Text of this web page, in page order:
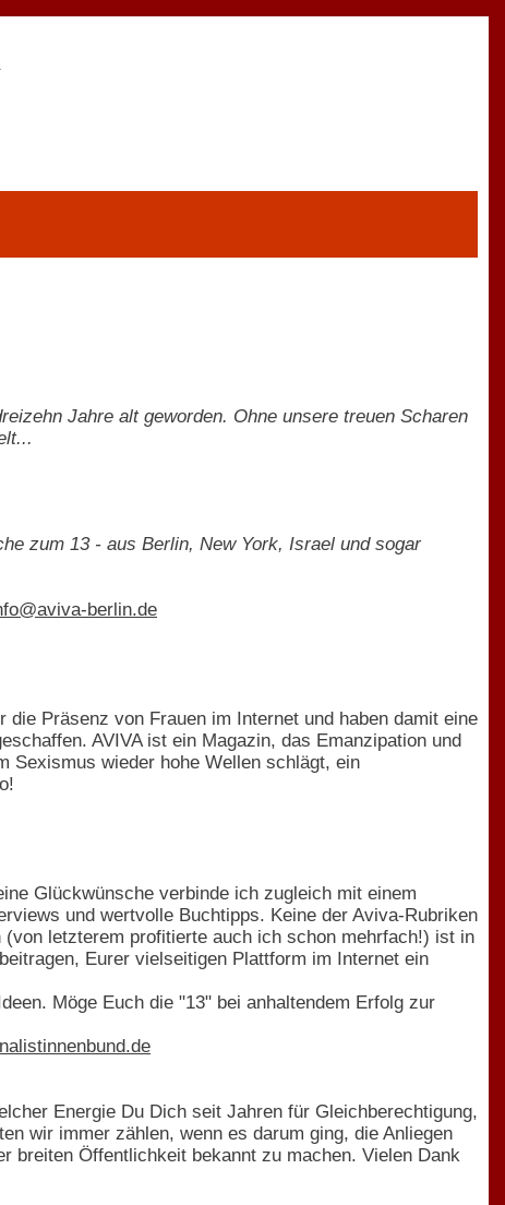
Jahre alt geworden. Ohne unsere treuen Scharen
zum 13 - aus Berlin, New York, Israel und sogar
berlin.de
Präsenz von Frauen im Internet und haben damit eine
AVIVA ist ein Magazin, das Emanzipation und
Sexismus wieder hohe Wellen schlägt, ein
Glückwünsche verbinde ich zugleich mit einem
und wertvolle Buchtipps. Keine der Aviva-Rubriken
letzterem profitierte auch ich schon mehrfach!) ist in
Eurer vielseitigen Plattform im Internet ein
Möge Euch die "13" bei anhaltendem Erfolg zur
Energie Du Dich seit Jahren für Gleichberechtigung,
wir immer zählen, wenn es darum ging, die Anliegen
breiten Öffentlichkeit bekannt zu machen. Vielen Dank